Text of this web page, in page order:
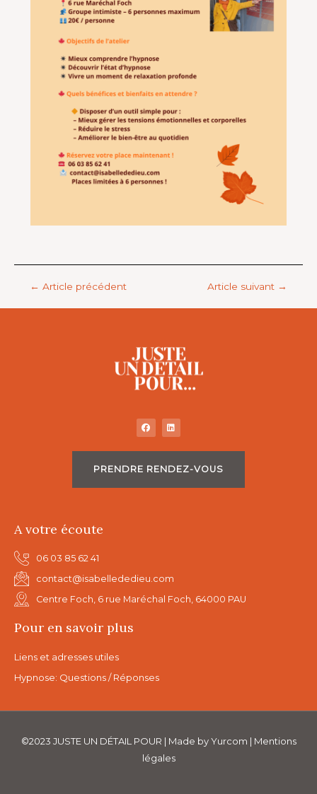
← Article précédent Article suivant →
PRENDRE RENDEZ-VOUS
A votre écoute
06 03 85 62 41
contact@isabellededieu.com
Centre Foch, 6 rue Maréchal Foch, 64000 PAU
Pour en savoir plus
Liens et adresses utiles
Hypnose: Questions / Réponses
©2023 JUSTE UN DÉTAIL POUR | Made byYurcom | Mentions
légales